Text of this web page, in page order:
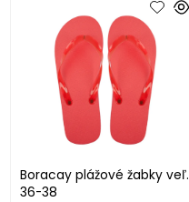
Boracay plážové žabky veľ.
36-38